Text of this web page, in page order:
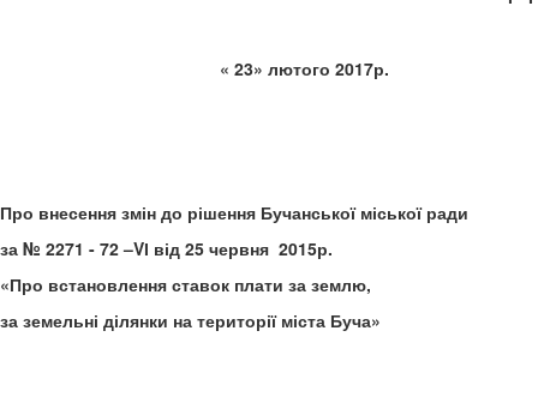
« 23» лютого
Про внесення змін до рішення Бучанської міської ради
за № 2271 - 72 –VІ від 25 червня 2015р.
«Про встановлення ставок плати за землю,
за земельні ділянки на території міста Буча»